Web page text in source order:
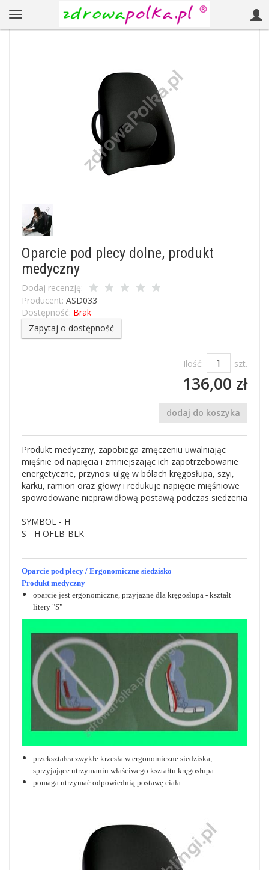
Oparcie pod plecy dolne, produkt
medyczny
Dodaj recenzję:
Producent: ASD033
Dostępność: Brak
Zapytaj o dostępność
Ilość: szt.
136,00 zł
dodaj do koszyka
Produkt medyczny, zapobiega zmęczeniu uwalniając
mięśnie od napięcia i zmniejszając ich zapotrzebowanie
energetyczne, przynosi ulgę w bólach kręgosłupa, szyi,
karku, ramion oraz głowy i redukuje napięcie mięśniowe
spowodowane nieprawidłową postawą podczas siedzenia
SYMBOL - H
S - H OFLB-BLK
Oparcie pod plecy / Ergonomiczne siedzisko
Produkt medyczny
oparcie jest ergonomiczne, przyjazne dla kręgosłupa - kształt
litery "S"
przekształca zwykłe krzesła w ergonomiczne siedziska,
sprzyjające utrzymaniu właściwego kształtu kręgosłupa
pomaga utrzymać odpowiednią postawę ciała